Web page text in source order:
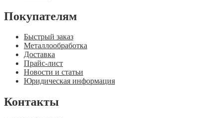
Покупателям
Быстрый заказ
Металлообработка
Доставка
Прайс-лист
Новости и статьи
Юридическая информация
Контакты